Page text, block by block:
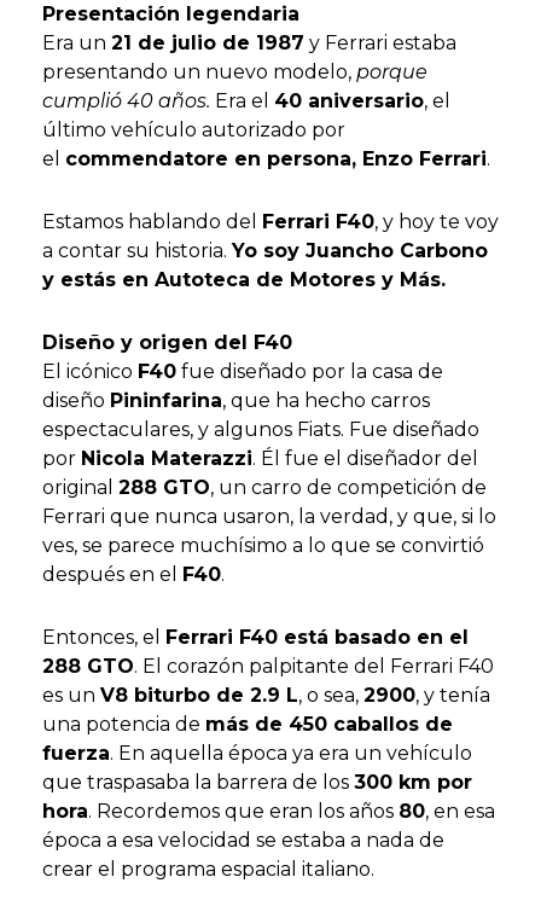
Presentación legendaria
Era un 21 de julio de 1987 y Ferrari estaba
presentando un nuevo modelo, porque
cumplió 40 años. Era el 40 aniversario, el
último vehículo autorizado por
el commendatore en persona, Enzo Ferrari.
Estamos hablando del Ferrari F40, y hoy te voy
a contar su historia.Yo soy Juancho Carbono
y estás en Autoteca de Motores y Más.
Diseño y origen del F40
El icónico F40 fue diseñado por la casa de
diseño Pininfarina, que ha hecho carros
espectaculares, y algunos Fiats. Fue diseñado
por Nicola Materazzi. Él fue el diseñador del
original 288 GTO, un carro de competición de
Ferrari que nunca usaron, la verdad, y que, si lo
ves, se parece muchísimo a lo que se convirtió
después en el F40.
Entonces, el Ferrari F40 está basado en el
288 GTO. El corazón palpitante del Ferrari F40
es un V8 biturbo de 2.9 L, o sea, 2900, y tenía
una potencia de más de 450 caballos de
fuerza. En aquella época ya era un vehículo
que traspasaba la barrera de los 300 km por
hora. Recordemos que eran los años 80, en esa
época a esa velocidad se estaba a nada de
crear el programa espacial italiano.